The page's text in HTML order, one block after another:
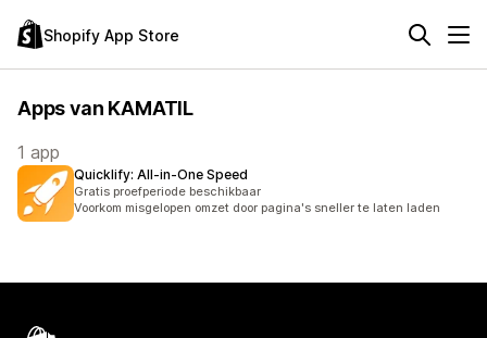
Shopify App Store
Apps van KAMATIL
1 app
Quicklify: All‑in‑One Speed
Gratis proefperiode beschikbaar
Voorkom misgelopen omzet door pagina's sneller te laten laden